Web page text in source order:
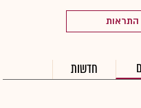
התראות
חדשות